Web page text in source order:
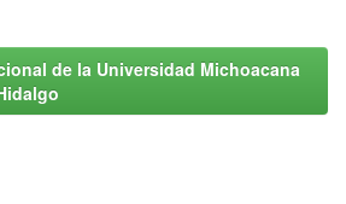
de la Universidad Michoacana